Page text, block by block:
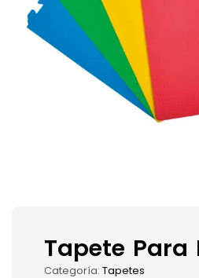
Tapete Para
Categoría: Tapetes